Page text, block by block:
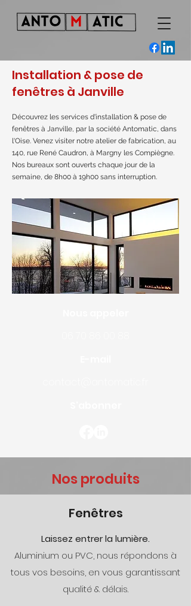
Installation & pose de
fenêtres à Janville
Découvrez les services d'installation & pose de
fenêtres à Janville, par la société Antomatic, dans
l'Oise. Venez visiter notre atelier de fabrication, au
140, rue René Caudron, à Margny les Compiègne.
Nos bureaux sont ouverts chaque jour de la
semaine, de 8h00 à 19h00 sans interruption.
Nos produits
Fenêtres
Laissez entrer la lumière.
Aluminium ou PVC, nous répondons à
tous vos besoins, en vous garantissant
qualité & délais.